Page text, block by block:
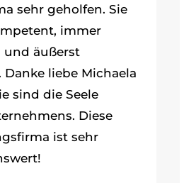
sehr geholfen. Sie
immer
äußerst
Danke liebe Michaela
sind die Seele
Diese
ist sehr